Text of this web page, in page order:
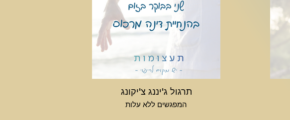
תרגול ג'יננג צ'יקונג
המפגשים ללא עלות